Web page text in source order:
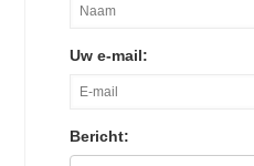
Uw e-mail:
Bericht: